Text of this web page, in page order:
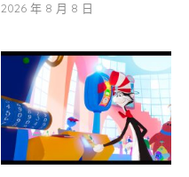
2026 年 8 月 8 日